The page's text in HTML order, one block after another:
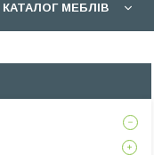
КАТАЛОГ МЕБЛІВ